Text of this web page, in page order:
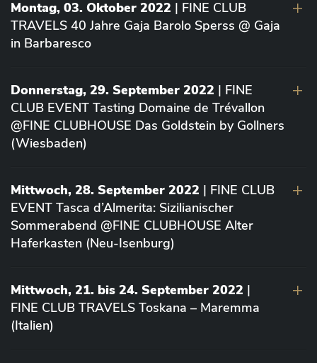
Montag, 03. Oktober 2022 | FINE CLUB
TRAVELS 40 Jahre Gaja Barolo Sperss @ Gaja
in Barbaresco
Donnerstag, 29. September 2022 | FINE
CLUB EVENT Tasting Domaine de Trévallon
@FINE CLUBHOUSE Das Goldstein by Gollners
(Wiesbaden)
Mittwoch, 28. September 2022 | FINE CLUB
EVENT Tasca d’Almerita: Sizilianischer
Sommerabend @FINE CLUBHOUSE Alter
Haferkasten (Neu-Isenburg)
Mittwoch, 21. bis 24. September 2022 |
FINE CLUB TRAVELS Toskana – Maremma
(Italien)